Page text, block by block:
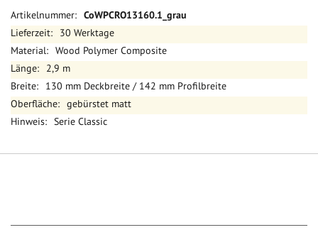
Mehr
Informationen
CoWPCRO13160.1_grau
30 Werktage
Wood Polymer Composite
2,9 m
130 mm Deckbreite / 142 mm Profilbreite
gebürstet matt
Serie Classic